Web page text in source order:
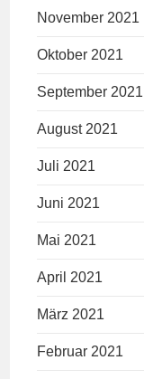
November 2021
Oktober 2021
September 2021
August 2021
Juli 2021
Juni 2021
Mai 2021
April 2021
März 2021
Februar 2021